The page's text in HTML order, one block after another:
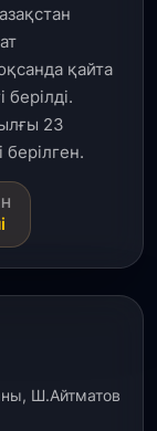
театр
ең
мен
қайта
23
берілген.
Ш.Айтматов